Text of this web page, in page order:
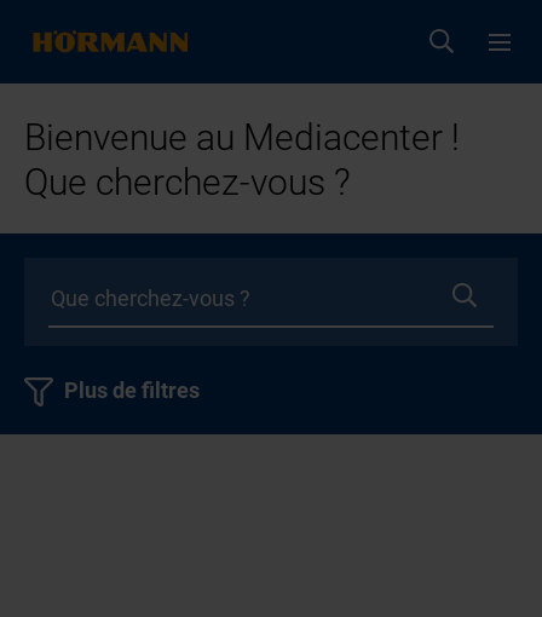
Bienvenue au Mediacenter !
Que cherchez-vous ?
Plus de filtres